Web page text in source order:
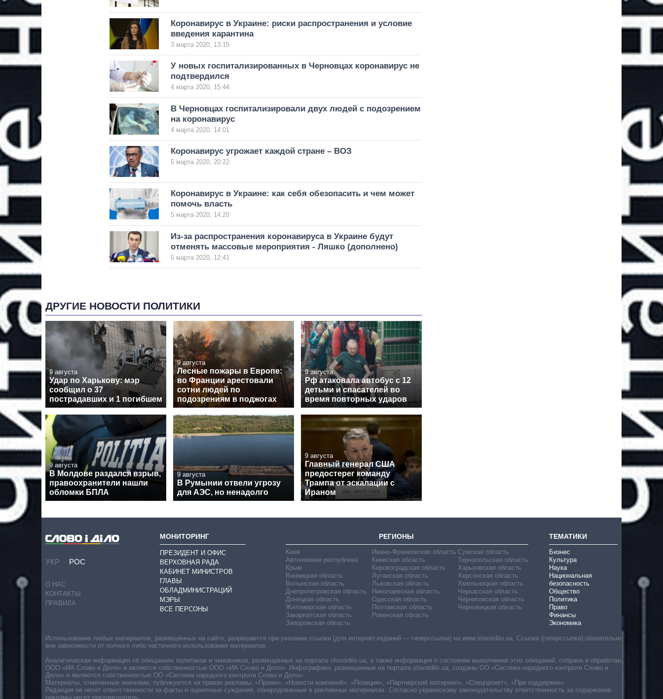
Коронавирус в Украине: риски распространения и условие
введения карантина
3 марта 2020, 13:15
У новых госпитализированных в Черновцах коронавирус не
подтвердился
4 марта 2020, 15:44
В Черновцах госпитализировали двух людей с подозрением
на коронавирус
4 марта 2020, 14:01
Коронавирус угрожает каждой стране – ВОЗ
5 марта 2020, 20:22
Коронавирус в Украине: как себя обезопасить и чем может
помочь власть
5 марта 2020, 14:20
Из-за распространения коронавируса в Украине будут
отменять массовые мероприятия - Ляшко (дополнено)
5 марта 2020, 12:41
ДРУГИЕ НОВОСТИ ПОЛИТИКИ
9 августа
Удар по Харькову: мэр
сообщил о 37
пострадавших и 1 погибшем
9 августа
Лесные пожары в Европе:
во Франции арестовали
сотни людей по
подозрениям в поджогах
9 августа
Рф атаковала автобус с 12
детьми и спасателей во
время повторных ударов
9 августа
В Молдове раздался взрыв,
правоохранители нашли
обломки БПЛА
9 августа
В Румынии отвели угрозу
для АЭС, но ненадолго
9 августа
Главный генерал США
предостерег команду
Трампа от эскалации с
Ираном
УКР РОС
О НАС
КОНТАКТЫ
ПРАВИЛА
МОНИТОРИНГ
ПРЕЗИДЕНТ И ОФИС
ВЕРХОВНАЯ РАДА
КАБИНЕТ МИНИСТРОВ
ГЛАВЫ
ОБЛАДМИНИСТРАЦИЙ
МЭРЫ
ВСЕ ПЕРСОНЫ
РЕГИОНЫ
Киев
Автономная республика
Крым
Винницкая область
Волынская область
Днепропетровская область
Донецкая область
Житомирская область
Закарпатская область
Запорожская область
Ивано-Франковская область
Киевская область
Кировоградская область
Луганская область
Львовская область
Николаевская область
Одесская область
Полтавская область
Ровенская область
Сумская область
Тернопольская область
Харьковская область
Херсонская область
Хмельницкая область
Черкасская область
Черниговская область
Черновицкая область
ТЕМАТИКИ
Бизнес
Культура
Наука
Национальная
безопасность
Общество
Политика
Право
Финансы
Экономика
Использование любых материалов, размещённых на сайте, разрешается при указании ссылки (для интернет-изданий — гиперссылки) на www.slovoidilo.ua. Ссылка (гиперссылка) обязательна
вне зависимости от полного либо частичного использования материалов.
Аналитическая информация об обещаниях политиков и чиновников, размещенных на портале slovoidilo.ua, а также информация о состоянии выполнения этих обещаний, собрана и обработана
ООО «ИА Слово и Дело» и является собственностью ООО «ИА Слово и Дело». Инфографики, размещенные на портале slovoidilo.ua, созданы ОО «Система народного контроля Слово и
Дело» и являются собственностью ОО «Система народного контроля Слово и Дело».
Материалы, отмеченные значками, публикуются на правах рекламы: «Промо», «Новости компаний», «Позиция», «Партнерский материал», «Спецпроект», «При поддержке».
Редакция не несет ответственности за факты и оценочные суждения, обнародованные в рекламных материалах. Согласно украинскому законодательству ответственность за содержание
рекламы несет рекламодатель.